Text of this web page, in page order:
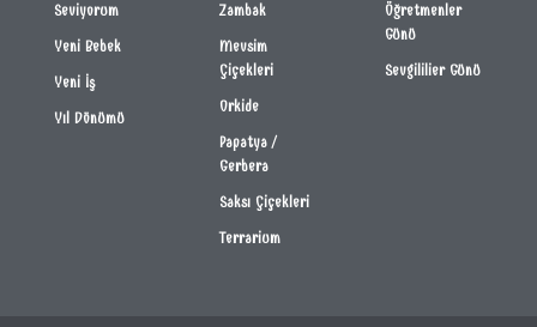
Seviyorum
Yeni Bebek
Yeni İş
Yıl Dönümü
Zambak
Mevsim
Çiçekleri
Orkide
Papatya /
Gerbera
Saksı Çiçekleri
Terrarium
Öğretmenler
Günü
Sevgililier Günü